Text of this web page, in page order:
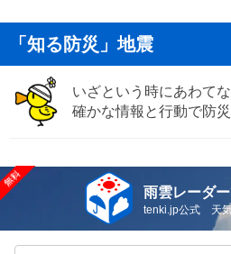
「知る防災」地震
いざという時にあわて
確かな情報と行動で防
雨雲レーダ
tenki.jp公式 天気